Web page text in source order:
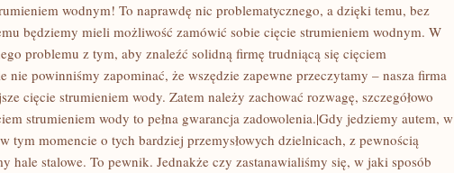
wodnym! To naprawdę nic problematycznego, a dzięki temu, bez
będziemy mieli możliwość zamówić sobie cięcie strumieniem wodnym. W
problemu z tym, aby znaleźć solidną firmę trudniącą się cięciem
nie powinniśmy zapominać, że wszędzie zapewne przeczytamy – nasza firma
cięcie strumieniem wody. Zatem należy zachować rozwagę, szczegółowo
strumieniem wody to pełna gwarancja zadowolenia.|Gdy jedziemy autem, w
tym momencie o tych bardziej przemysłowych dzielnicach, z pewnością
hale stalowe. To pewnik. Jednakże czy zastanawialiśmy się, w jaki sposób